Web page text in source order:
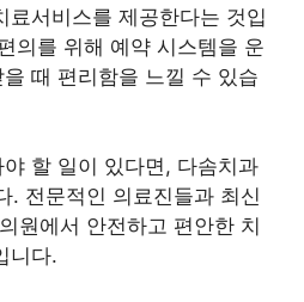
료서비스를 제공한다는 것입
의를 위해 예약 시스템을 운
때 편리함을 느낄 수 있습
할 일이 있다면, 다솜치과
. 전문적인 의료진들과 최신
원에서 안전하고 편안한 치
니다.